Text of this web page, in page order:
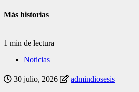
Más historias
1 min de lectura
Noticias
30 julio, 2026 admindiosesis